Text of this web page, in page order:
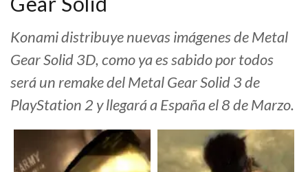
Konami distribuye nuevas imágenes de Metal
Gear Solid 3D, como ya es sabido por todos
será un remake del Metal Gear Solid 3 de
PlayStation 2 y llegará a España el 8 de Marzo.